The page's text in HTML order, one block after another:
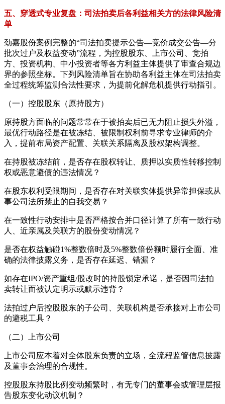
五、穿透式专业复盘：司法拍卖后各利益相关方的法律风险清
单
劲嘉股份案例完整的“司法拍卖提示公告—竞价成交公告—分
批次过户及权益变动”流程，为控股股东、上市公司、竞拍
方、投资机构、中小投资者等各方利益主体提供了审查合规边
界的参照坐标。下列风险清单旨在协助各利益主体在司法拍卖
全过程统筹监测合法性要求，为提前化解危机提供行动指引。
（一）控股股东（原持股方）
原持股方面临的问题常常在于被拍卖后已无力阻止损失外溢，
最优行动路径是在被冻结、被限制权利前寻求专业律师的介
入，提前布局资产配置、关联关系隔离及股权架构调整。
在持股被冻结前，是否存在股权转让、质押以实质性转移控制
权或恶意避债的违法情况？
在股东权利受限期间，是否存在对关联实体提供异常担保或从
事公司法所禁止的自我交易？
在一致性行动安排中是否严格按合并口径计算了所有一致行动
人、近亲属及关联方的股份变动情况？
是否在权益触碰1%整数倍时及5%整数倍份额时履行全面、准
确的法律披露义务，是否存在延迟、错漏？
如存在IPO/资产重组/股改时的持股锁定承诺，是否因司法拍
卖转让而被认定明示或默示违背？
法拍过户后控股股东的子公司、关联机构是否承接对上市公司
的避税工具？
（二）上市公司
上市公司应本着对全体股东负责的立场，全流程监管信息披露
及董事会治理的合规性。
控股股东持股比例变动频繁时，有无专门的董事会或管理层报
告股东变化动议机制？